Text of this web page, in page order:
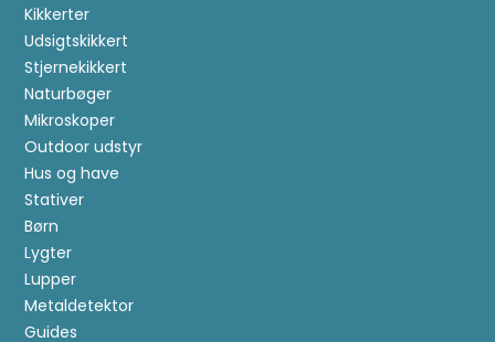
Kikkerter
Udsigtskikkert
Stjernekikkert
Naturbøger
Mikroskoper
Outdoor udstyr
Hus og have
Stativer
Børn
Lygter
Lupper
Metaldetektor
Guides